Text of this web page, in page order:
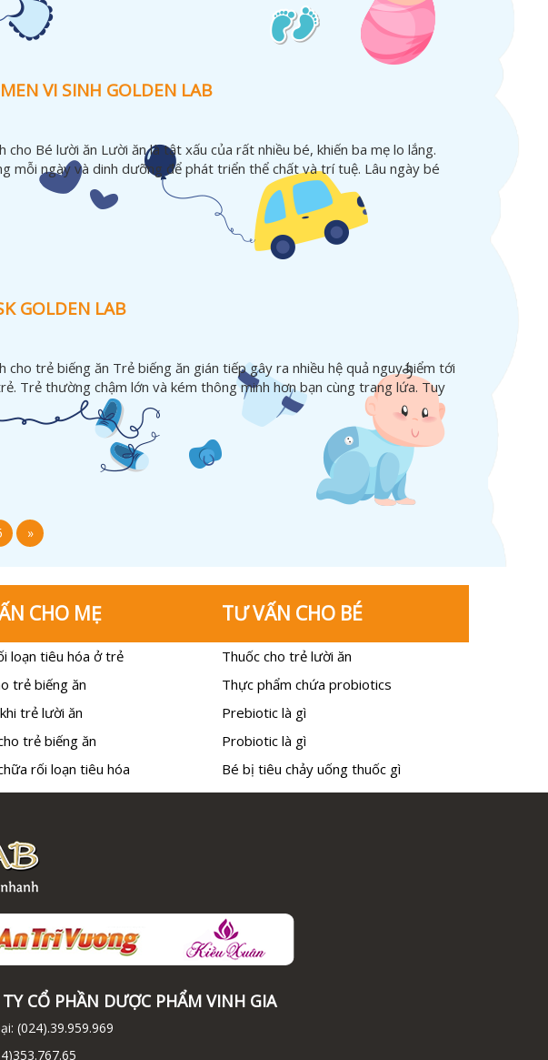
VI SINH GOLDEN LAB
cho Bé lười ăn Lười ăn là tật xấu của rất nhiều bé, khiến ba mẹ lo lắng.
mỗi ngày và dinh dưỡng để phát triển thể chất và trí tuệ. Lâu ngày bé
GOLDEN LAB
cho trẻ biếng ăn Trẻ biếng ăn gián tiếp gây ra nhiều hệ quả nguy hiểm tới
Trẻ thường chậm lớn và kém thông minh hơn bạn cùng trang lứa. Tuy
»
CHO MẸ
loạn tiêu hóa ở trẻ
trẻ biếng ăn
trẻ lười ăn
trẻ biếng ăn
rối loạn tiêu hóa
TƯ VẤN CHO BÉ
Thuốc cho trẻ lười ăn
Thực phẩm chứa probiotics
Prebiotic là gì
Probiotic là gì
Bé bị tiêu chảy uống thuốc gì
CỔ PHẦN DƯỢC PHẨM VINH GIA
(024).39.959.969